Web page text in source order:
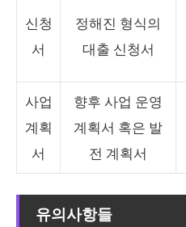
신청
서
정해진 형식의
대출 신청서
사업
계획
서
향후 사업 운영
계획서 혹은 발
전 계획서
유의사항들